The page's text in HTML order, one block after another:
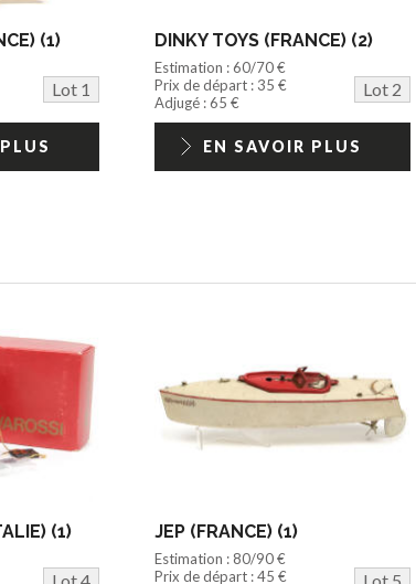
(1)
Lot 1
DINKY TOYS (FRANCE) (2)
Estimation : 60/70 €
Prix de départ : 35 €
Lot 2
Adjugé : 65 €
EN SAVOIR PLUS
(1)
Lot 4
JEP (FRANCE) (1)
Estimation : 80/90 €
Prix de départ : 45 €
Lot 5